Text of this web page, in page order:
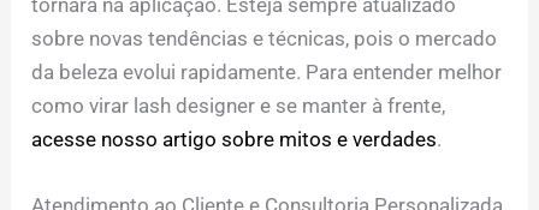
sobre novas tendências e técnicas, pois o mercado
da beleza evolui rapidamente. Para entender melhor
como virar lash designer e se manter à frente,
acesse nosso artigo sobre mitos e verdades.
Atendimento ao Cliente e Consultoria Personalizada